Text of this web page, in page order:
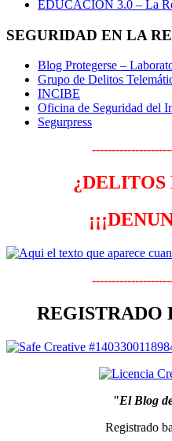
EDUCACIÓN 3.0 – La
SEGURIDAD EN LA
Blog Protegerse –
Grupo de Delitos
INCIBE
Oficina de Seguridad del
Segurpress
¿DELITOS
REGISTRADO
"El Blog
Registrado